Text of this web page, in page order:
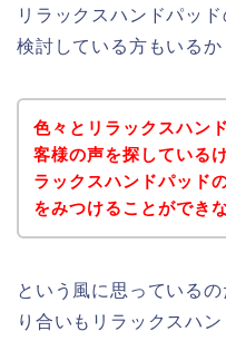
リラックスハンドパッ
検討している方もいるか
色々とリラックスハン
客様の声を探している
ラックスハンドパッド
をみつけることができ
という風に思っている
り合いもリラックスハ